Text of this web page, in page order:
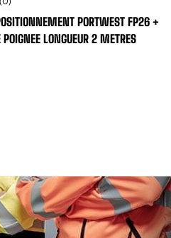
PORTWEST FP26 +
POIGNEE LONGUEUR 2 METRES